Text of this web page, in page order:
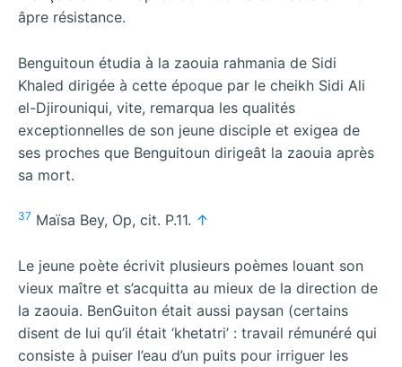
âpre résistance.
Benguitoun étudia à la zaouia rahmania de Sidi
Khaled dirigée à cette époque par le cheikh Sidi Ali
el-Djirouniqui, vite, remarqua les qualités
exceptionnelles de son jeune disciple et exigea de
ses proches que Benguitoun dirigeât la zaouia après
sa mort.
37 Maїsa Bey, Op, cit. P.11. ↑
Le jeune poète écrivit plusieurs poèmes louant son
vieux maître et s’acquitta au mieux de la direction de
la zaouia. BenGuiton était aussi paysan (certains
disent de lui qu’il était ‘khetatri’ : travail rémunéré qui
consiste à puiser l’eau d’un puits pour irriguer les